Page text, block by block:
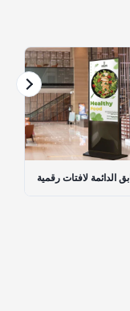
الحائط لافتات رقمية